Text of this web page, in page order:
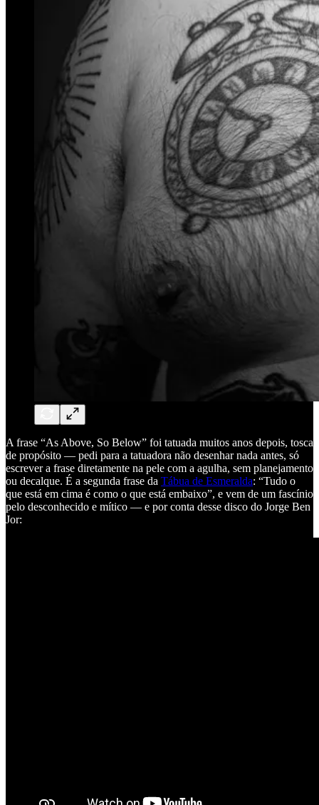
A frase “As Above, So Below” foi tatuada muitos anos depois, tosca
de propósito — pedi para a tatuadora não desenhar nada antes, só
escrever a frase diretamente na pele com a agulha, sem planejamento
ou decalque. É a segunda frase da Tábua de Esmeralda: “Tudo o
que está em cima é como o que está embaixo”, e vem de um fascínio
pelo desconhecido e mítico — e por conta desse disco do Jorge Ben
Jor: